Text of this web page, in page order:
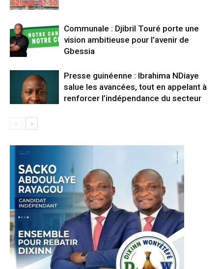
Communale : Djibril Touré porte une
vision ambitieuse pour l’avenir de
Gbessia
Presse guinéenne : Ibrahima NDiaye
salue les avancées, tout en appelant à
renforcer l’indépendance du secteur